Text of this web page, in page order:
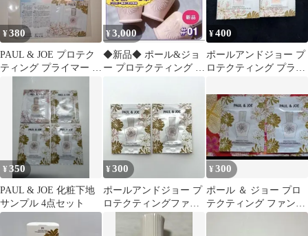
¥380
PAUL & JOE プロテク
ティング プライマー N
¥3,000
◆新品◆ ポール&ジョ
ー プロテクティング フ
¥400
ポールアンドジョー プ
ロテクティング プライ
¥350
PAUL & JOE 化粧下地
サンプル 4点セット
¥300
ポールアンドジョー プ
ロテクティングファン
デーションプライマー
¥300
ポール ＆ ジョー プロ
テクティング ファンデ
ーション プライマー 01